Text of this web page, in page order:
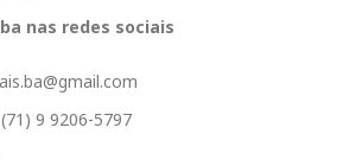
nas redes sociais
(71) 9 9206-5797